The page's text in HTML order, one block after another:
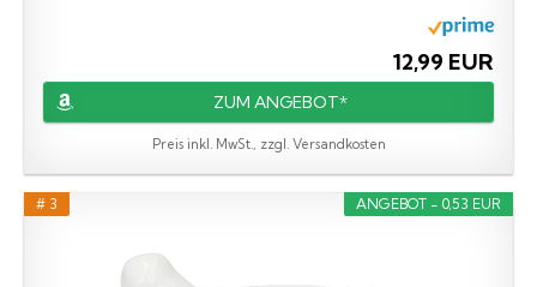
12,99 EUR
ZUM ANGEBOT*
Preis inkl. MwSt., zzgl. Versandkosten
ANGEBOT - 0,53 EUR
# 3